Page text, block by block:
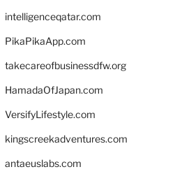
intelligenceqatar.com
PikaPikaApp.com
takecareofbusinessdfw.org
HamadaOfJapan.com
VersifyLifestyle.com
kingscreekadventures.com
antaeuslabs.com